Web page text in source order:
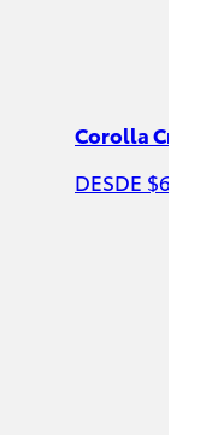
Corolla Cross
DESDE